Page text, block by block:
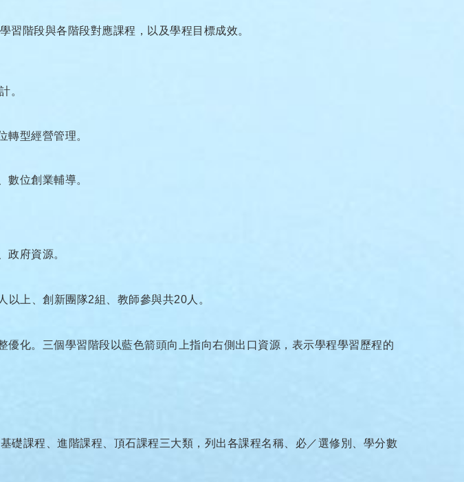
階段與各階段對應課程，以及學程目標成效。
。
型經營管理。
位創業輔導。
政府資源。
上、創新團隊2組、教師參與共20人。
化。三個學習階段以藍色箭頭向上指向右側出口資源，表示學程學習歷程的
課程、進階課程、頂石課程三大類，列出各課程名稱、必／選修別、學分數